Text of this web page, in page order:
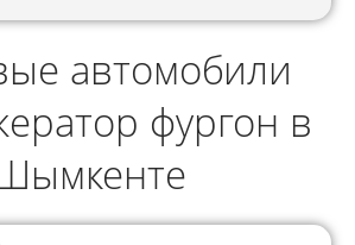
автомобили
фургон в